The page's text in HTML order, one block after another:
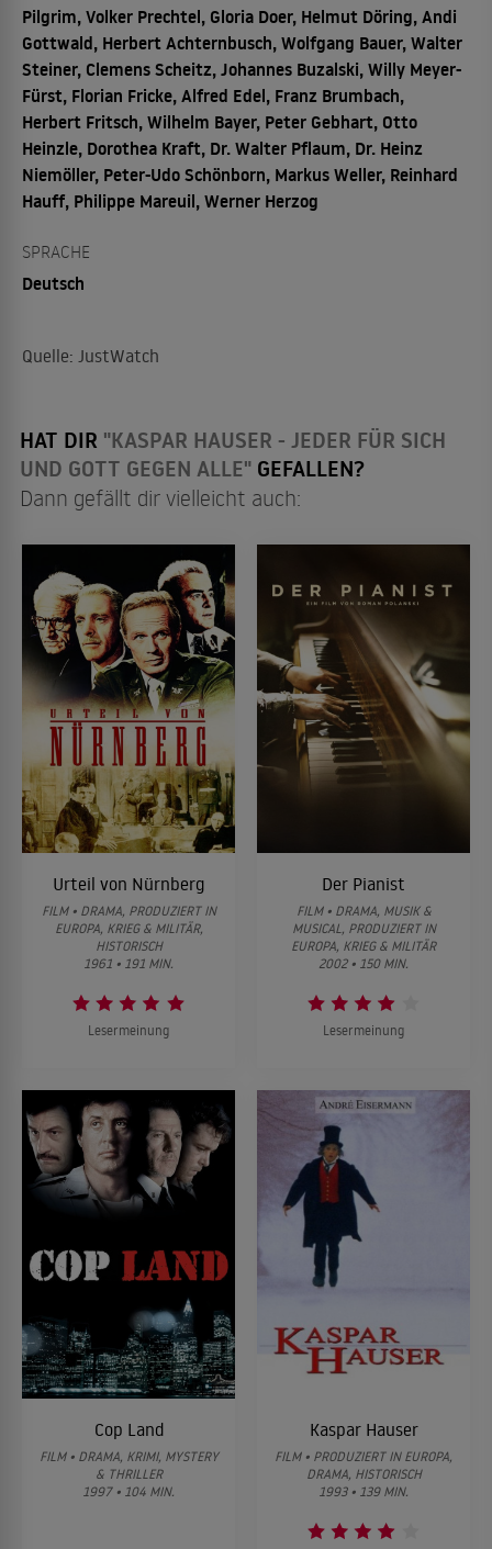
Pilgrim, Volker Prechtel, Gloria Doer, Helmut Döring, Andi
Gottwald, Herbert Achternbusch, Wolfgang Bauer, Walter
Steiner, Clemens Scheitz, Johannes Buzalski, Willy Meyer-
Fürst, Florian Fricke, Alfred Edel, Franz Brumbach,
Herbert Fritsch, Wilhelm Bayer, Peter Gebhart, Otto
Heinzle, Dorothea Kraft, Dr. Walter Pflaum, Dr. Heinz
Niemöller, Peter-Udo Schönborn, Markus Weller, Reinhard
Hauff, Philippe Mareuil, Werner Herzog
SPRACHE
Deutsch
Quelle: JustWatch
HAT DIR "KASPAR HAUSER - JEDER FÜR SICH
UND GOTT GEGEN ALLE" GEFALLEN?
Dann gefällt dir vielleicht auch:
Urteil von Nürnberg
FILM • DRAMA, PRODUZIERT IN
EUROPA, KRIEG & MILITÄR,
HISTORISCH
1961 • 191 MIN.
Lesermeinung
Der Pianist
FILM • DRAMA, MUSIK &
MUSICAL, PRODUZIERT IN
EUROPA, KRIEG & MILITÄR
2002 • 150 MIN.
Lesermeinung
Cop Land
FILM • DRAMA, KRIMI, MYSTERY
& THRILLER
1997 • 104 MIN.
Kaspar Hauser
FILM • PRODUZIERT IN EUROPA,
DRAMA, HISTORISCH
1993 • 139 MIN.